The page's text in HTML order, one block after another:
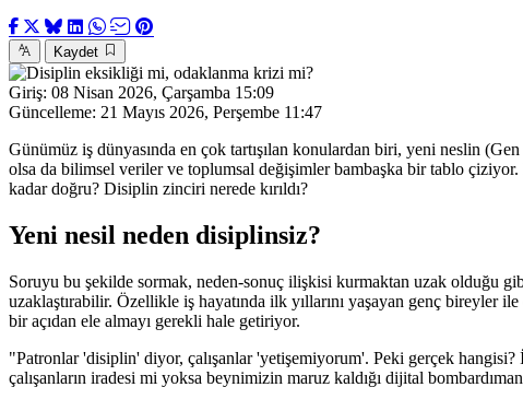
Kaydet
Giriş: 08 Nisan 2026, Çarşamba 15:09
Güncelleme: 21 Mayıs 2026, Perşembe 11:47
Günümüz iş dünyasında en çok tartışılan konulardan biri, yeni neslin
olsa da bilimsel veriler ve toplumsal değişimler bambaşka bir tablo çiziyor.
kadar doğru? Disiplin zinciri nerede kırıldı?
Yeni nesil neden disiplinsiz?
Soruyu bu şekilde sormak, neden-sonuç ilişkisi kurmaktan uzak olduğu
uzaklaştırabilir. Özellikle iş hayatında ilk yıllarını yaşayan genç bireyler
bir açıdan ele almayı gerekli hale getiriyor.
"Patronlar 'disiplin' diyor, çalışanlar 'yetişemiyorum'. Peki gerçek
çalışanların iradesi mi yoksa beynimizin maruz kaldığı dijital